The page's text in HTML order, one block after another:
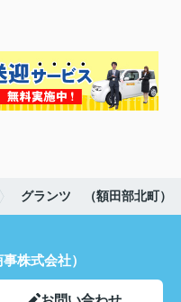
グランツ （額田部北町）
株式会社）